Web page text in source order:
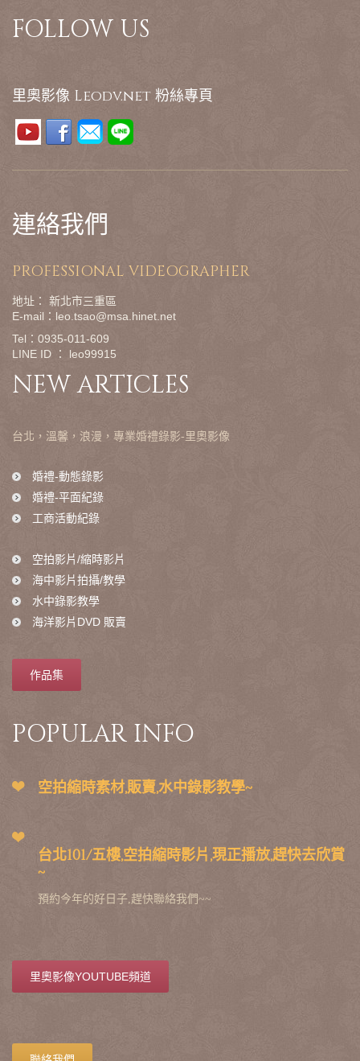
FOLLOW US
里奧影像 Leodv.net 粉絲專頁
連絡我們
PROFESSIONAL VIDEOGRAPHER
地址： 新北市三重區
E-mail：leo.tsao@msa.hinet.net
Tel：0935-011-609
LINE ID ： leo99915
NEW ARTICLES
台北， 溫馨，浪漫，專業婚禮錄影-里奧影像
婚禮-動態錄影
婚禮-平面紀錄
工商活動紀錄
空拍影片/縮時影片
海中影片拍攝/教學
水中錄影教學
海洋影片DVD 販賣
作品集
POPULAR INFO
空拍縮時素材,販賣,水中錄影教學~
台北101/五樓,空拍縮時影片,現正播放,趕快去欣賞
~
預約今年的好日子,趕快聯絡我們~~
里奧影像YOUTUBE頻道